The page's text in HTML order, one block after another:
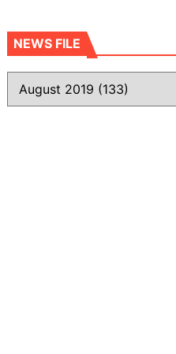
NEWS FILE